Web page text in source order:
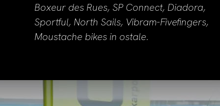
Boxeur des Rues, SP Connect, Diadora,
Sportful, North Sails, Vibram-Fivefingers,
Moustache bikes in ostale.